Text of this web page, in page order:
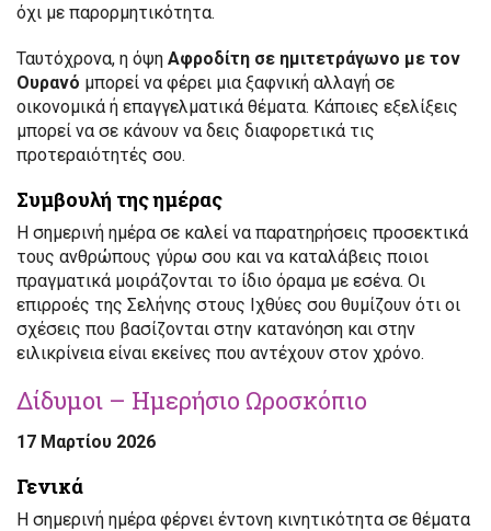
όχι με παρορμητικότητα.
Ταυτόχρονα, η όψη Αφροδίτη σε ημιτετράγωνο με τον
Ουρανό μπορεί να φέρει μια ξαφνική αλλαγή σε
οικονομικά ή επαγγελματικά θέματα. Κάποιες εξελίξεις
μπορεί να σε κάνουν να δεις διαφορετικά τις
προτεραιότητές σου.
Συμβουλή της ημέρας
Η σημερινή ημέρα σε καλεί να παρατηρήσεις προσεκτικά
τους ανθρώπους γύρω σου και να καταλάβεις ποιοι
πραγματικά μοιράζονται το ίδιο όραμα με εσένα. Οι
επιρροές της Σελήνης στους Ιχθύες σου θυμίζουν ότι οι
σχέσεις που βασίζονται στην κατανόηση και στην
ειλικρίνεια είναι εκείνες που αντέχουν στον χρόνο.
Δίδυμοι – Ημερήσιο Ωροσκόπιο
17 Μαρτίου 2026
Γενικά
Η σημερινή ημέρα φέρνει έντονη κινητικότητα σε θέματα